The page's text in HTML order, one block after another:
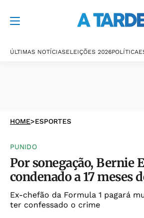
ÚLTIMAS NOTÍCIASELEIÇÕES 2026POLÍTICA
HOME>ESPORTES
PUNIDO
Por sonegação, Bernie
condenado a 17 meses
Ex-chefão da Formula 1 pagará
ter confessado o crime